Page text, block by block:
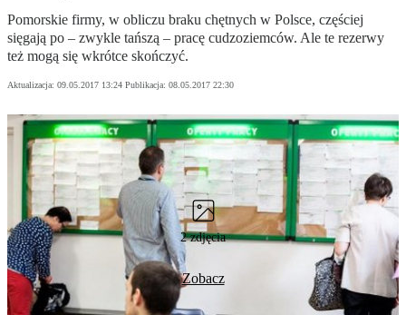
Pomorskie firmy, w obliczu braku chętnych w Polsce, częściej
sięgają po – zwykle tańszą – pracę cudzoziemców. Ale te rezerwy
też mogą się wkrótce skończyć.
Aktualizacja: 09.05.2017 13:24 Publikacja: 08.05.2017 22:30
2 zdjęcia
Zobacz